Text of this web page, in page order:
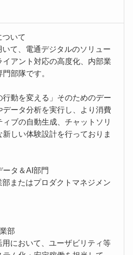
いて
て、電通デジタルのソリュー
イアント対応の高度化、内部業
部隊です。
行動を変える」そのためのデー
データ分析を実行し、より消費
ブの自動生成、チャットソリ
新しい体験設計を行っておりま
タ＆AI部門
またはプロダクトマネジメン
部
用において、ユーザビリティ等